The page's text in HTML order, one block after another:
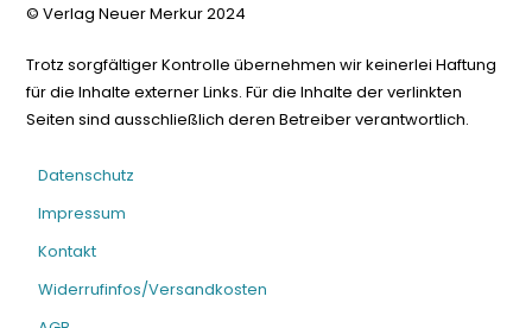
© Verlag Neuer Merkur 2024
Trotz sorgfältiger Kontrolle übernehmen wir keinerlei Haftung
für die Inhalte externer Links. Für die Inhalte der verlinkten
Seiten sind ausschließlich deren Betreiber verantwortlich.
Datenschutz
Impressum
Kontakt
Widerrufinfos/Versandkosten